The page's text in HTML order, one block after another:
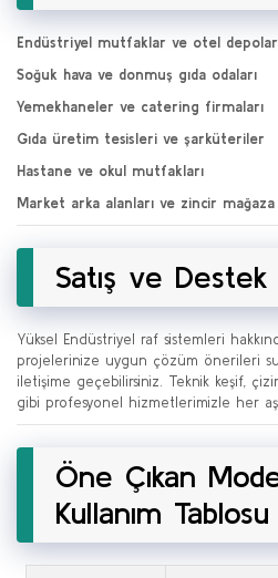
Endüstriyel mutfaklar ve otel
Soğuk hava ve donmuş gıda odaları
Yemekhaneler ve catering firmaları
Gıda üretim tesisleri ve şarküteriler
Hastane ve okul mutfakları
Market arka alanları ve zincir mağaza
Satış ve Destek
Yüksel Endüstriyel raf sistemleri
projelerinize uygun çözüm önerileri
iletişime geçebilirsiniz. Teknik keşif,
gibi profesyonel hizmetlerimizle her
Öne Çıkan
Kullanım Tablosu